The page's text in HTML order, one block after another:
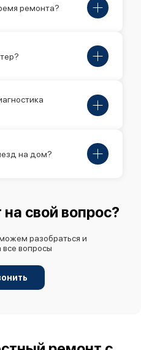
ремонта?
на дом?
свой вопрос?
разобраться и
вопросы